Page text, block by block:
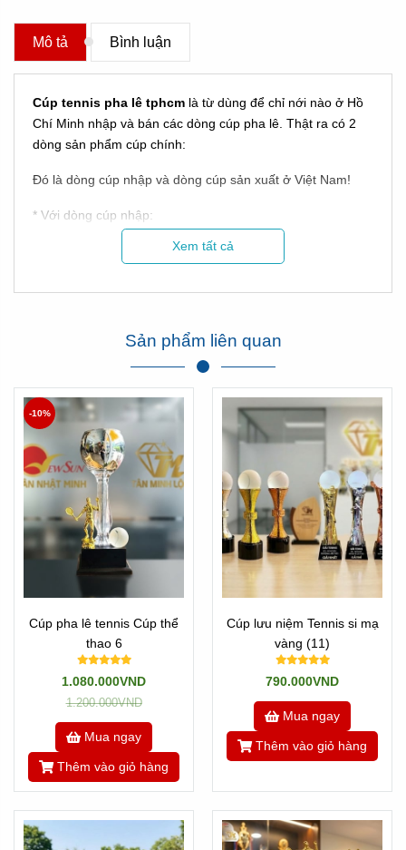
Mô tả Bình luận
Cúp tennis pha lê tphcm là từ dùng để chỉ nới nào ở Hồ
Chí Minh nhập và bán các dòng cúp pha lê. Thật ra có 2
dòng sản phẩm cúp chính:
Đó là dòng cúp nhập và dòng cúp sản xuất ở Việt Nam!
* Với dòng cúp nhập:
Hình ảnh Cúp Tân Nhật Minh làm cho hội thao Sacombank
Xem thêm phản hồi của Sacombank về chúng tôi tại đây:
Click xem
Là những sản phẩm pha lê được đúc khuôn sẵn mẫu mã
và hình dạng. Nghĩa mà mẫu mã không thay đổi được.
Khách hàng chỉ việc chọn mẫu nào đẹp, kích thước phù
hợp và in hoặc khắc nội dung lên sản phẩm và giao qua
cho Khách hàng là xong. Cúp tennis pha lê tphcm
Xem tất cả
Sản phẩm liên quan
Cúp pha lê tennis Cúp thể
thao 6
1.080.000VND
1.200.000VND
-10%
Mua ngay
Thêm vào giỏ hàng
Cúp lưu niệm Tennis si mạ
vàng (11)
790.000VND
Mua ngay
Thêm vào giỏ hàng